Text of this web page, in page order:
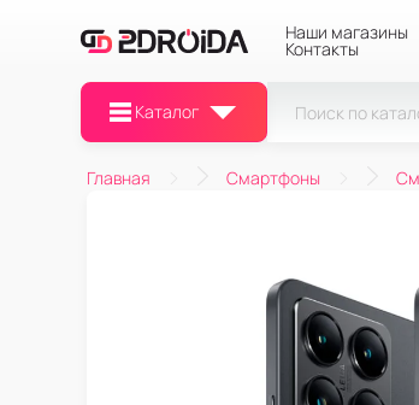
Наши магазины
Контакты
Каталог
Главная Смартфоны